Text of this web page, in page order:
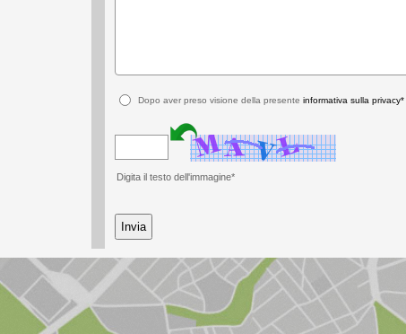
Dopo aver preso visione della presente informativa sulla privacy*
Digita il testo dell'immagine*